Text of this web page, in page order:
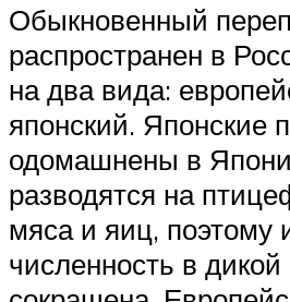
Обыкновенный
распространен в
на два вида:
японский. Японские
одомашнены в
разводятся на
мяса и яиц, поэтому
численность в